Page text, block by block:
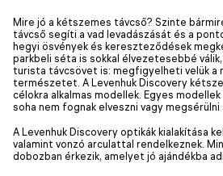
Mire jó a kétszemes távcső? Szinte
távcső segíti a vad levadászását és a
hegyi ösvények és kereszteződések
parkbeli séta is sokkal élvezetesebbé
turista távcsövet is: megfigyelheti velük a
természetet. A Levenhuk Discovery
célokra alkalmas modellek. Egyes
soha nem fognak elveszni vagy megsérülni
A Levenhuk Discovery optikák kialakítása
valamint vonzó arculattal rendelkeznek.
dobozban érkezik, amelyet jó ajándékba